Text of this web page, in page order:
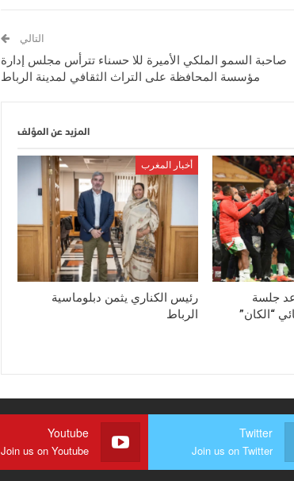
التالي
صاحبة السمو الملكي الأميرة للا حسناء تترأس مجلس إدارة
مؤسسة المحافظة على التراث الثقافي لمدينة الرباط
المزيد عن المؤلف
جلسة
“الكان”
أخبار المغرب
رئيس الكناري يثمن دبلوماسية
الرباط
Twitter
Join us on Twitter
Youtube
Join us on Youtube